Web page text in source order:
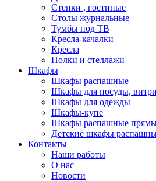
Стенки , гостиные
Столы журнальные
Тумбы под ТВ
Кресла-качалки
Кресла
Полки и стеллажи
Шкафы
Шкафы распашные
Шкафы для посуды,
Шкафы для одежды
Шкафы-купе
Шкафы распашные
Детские шкафы
Контакты
Наши работы
О нас
Новости